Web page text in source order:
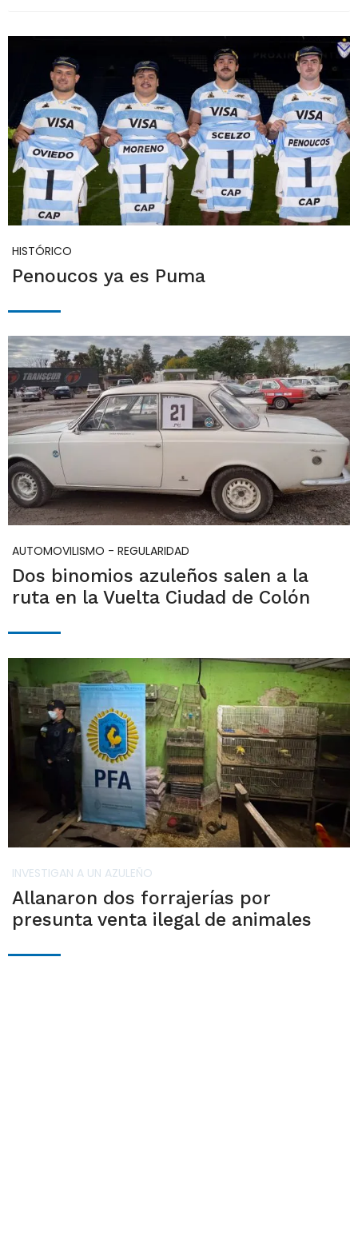
HISTÓRICO
Penoucos ya es Puma
AUTOMOVILISMO - REGULARIDAD
Dos binomios azuleños salen a la
ruta en la Vuelta Ciudad de Colón
INVESTIGAN A UN AZULEÑO
Allanaron dos forrajerías por
presunta venta ilegal de animales